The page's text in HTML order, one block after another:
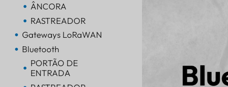
ÂNCORA
RASTREADOR
Gateways LoRaWAN
Bluetooth
PORTÃO DE
ENTRADA